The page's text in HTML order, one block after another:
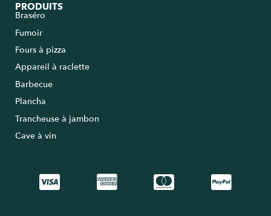
PRODUITS
Braséro
Fumoir
Fours à pizza
Appareil à raclette
Barbecue
Plancha
Trancheuse à jambon
Cave à vin